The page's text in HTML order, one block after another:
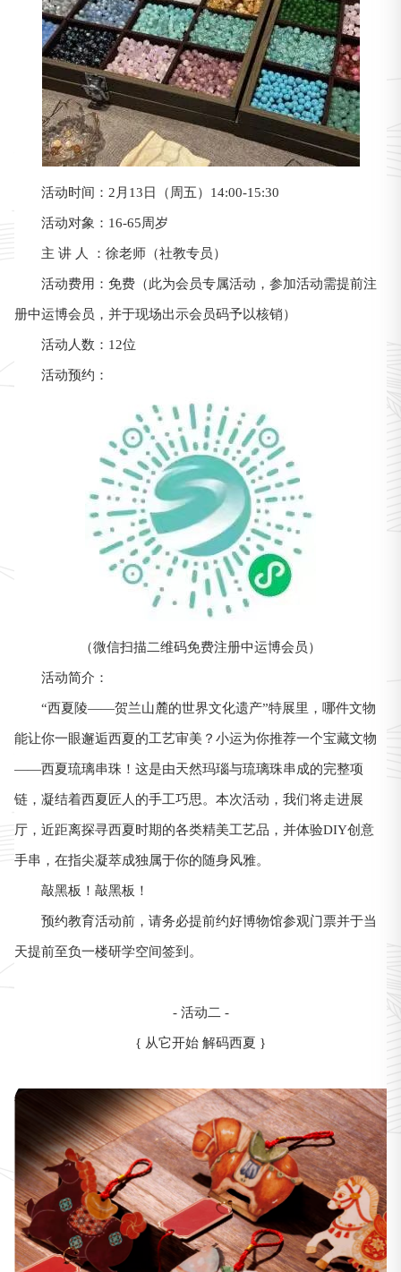
活动时间：2月13日（周五）14:00-15:30
活动对象：16-65周岁
主 讲 人 ：徐老师（社教专员）
活动费用：免费（此为会员专属活动，参加活动需提前注
册中运博会员，并于现场出示会员码予以核销）
活动人数：12位
活动预约：
（微信扫描二维码免费注册中运博会员）
活动简介：
“西夏陵——贺兰山麓的世界文化遗产”特展里，哪件文物
能让你一眼邂逅西夏的工艺审美？小运为你推荐一个宝藏文物
——西夏琉璃串珠！这是由天然玛瑙与琉璃珠串成的完整项
链，凝结着西夏匠人的手工巧思。本次活动，我们将走进展
厅，近距离探寻西夏时期的各类精美工艺品，并体验DIY创意
手串，在指尖凝萃成独属于你的随身风雅。
敲黑板！敲黑板！
预约教育活动前，请务必提前约好博物馆参观门票并于当
天提前至负一楼研学空间签到。
- 活动二 -
{ 从它开始 解码西夏 }